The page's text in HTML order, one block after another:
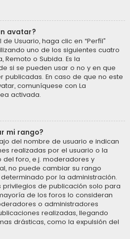
avatar?
Usuario, haga clic en “Perfil”
uno de los siguientes cuatro
Remoto o Subida. Es la
si se pueden usar o no y en que
publicadas. En caso de que no este
comuníquese con La
activada.
mi rango?
del nombre de usuario e indican
realizadas por el usuario o la
foro, e.j. moderadores y
no puede cambiar su rango
por la administración.
privilegios de publicación solo para
de los foros lo consideran
o administradores
realizadas, llegando
drásticas, como la expulsión del